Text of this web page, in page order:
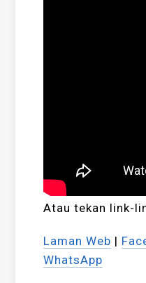
Atau tekan link-
Laman Web |
WhatsApp